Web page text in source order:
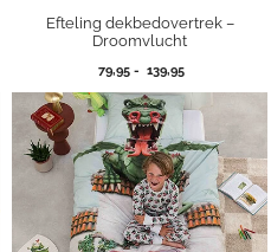
Efteling dekbedovertrek –
Droomvlucht
79,95 - 139,95Prijsklasse:
tot
139,95